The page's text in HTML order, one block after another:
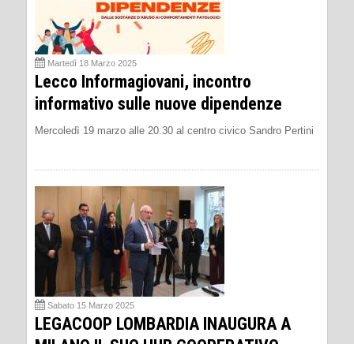
Martedì 18 Marzo 2025
Lecco Informagiovani, incontro
informativo sulle nuove dipendenze
Mercoledì 19 marzo alle 20.30 al centro civico Sandro Pertini
Sabato 15 Marzo 2025
LEGACOOP LOMBARDIA INAUGURA A